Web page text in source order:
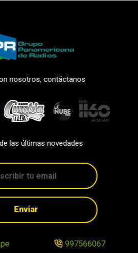
nosotros, contáctanos
las últimas novedades
Enviar
997566067